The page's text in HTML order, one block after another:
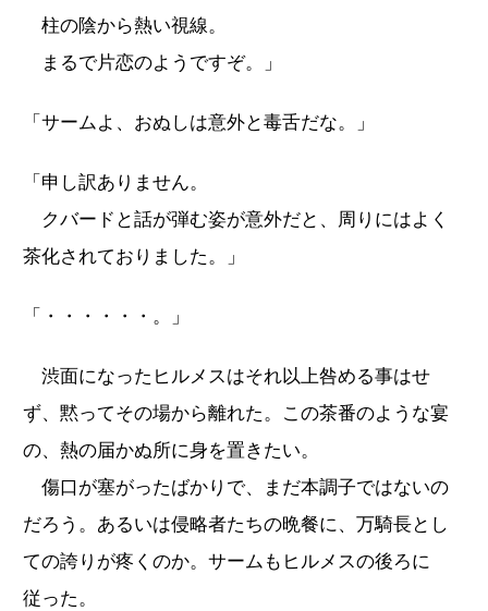
柱の陰から熱い視線。
まるで片恋のようですぞ。」
「サームよ、おぬしは意外と毒舌だな。」
「申し訳ありません。
クバードと話が弾む姿が意外だと、周りにはよく
茶化されておりました。」
「・・・・・・。」
渋面になったヒルメスはそれ以上咎める事はせ
ず、黙ってその場から離れた。この茶番のような宴
の、熱の届かぬ所に身を置きたい。
傷口が塞がったばかりで、まだ本調子ではないの
だろう。あるいは侵略者たちの晩餐に、万騎長とし
ての誇りが疼くのか。サームもヒルメスの後ろに
従った。